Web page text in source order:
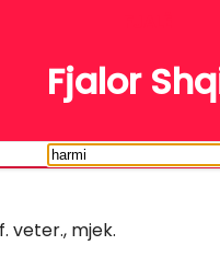
Fjalor
f. veter., mjek.